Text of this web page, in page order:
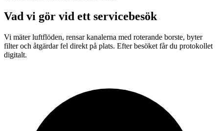
Vad vi gör vid ett servicebesök
Vi mäter luftflöden, rensar kanalerna med roterande borste, byter
filter och åtgärdar fel direkt på plats. Efter besöket får du protokollet
digitalt.